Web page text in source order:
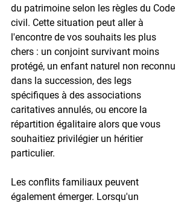
du patrimoine selon les règles du Code
civil. Cette situation peut aller à
l'encontre de vos souhaits les plus
chers : un conjoint survivant moins
protégé, un enfant naturel non reconnu
dans la succession, des legs
spécifiques à des associations
caritatives annulés, ou encore la
répartition égalitaire alors que vous
souhaitiez privilégier un héritier
particulier.
Les conflits familiaux peuvent
également émerger. Lorsqu'un